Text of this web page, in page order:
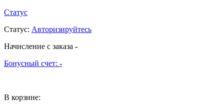
Статус
Статус: Авторизируйтесь
Начисление с заказа -
Бонусный счет: -
В корзине: